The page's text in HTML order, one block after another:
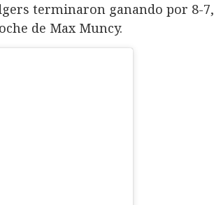
terminaron ganando por 8-7,
de Max Muncy.